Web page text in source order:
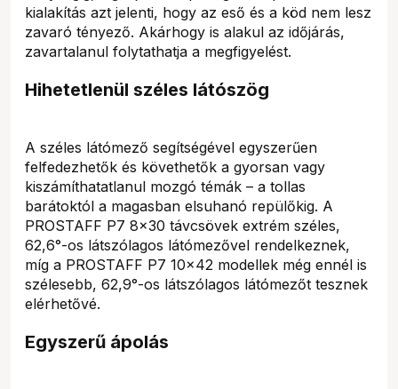
kialakítás azt jelenti, hogy az eső és a köd nem lesz
zavaró tényező. Akárhogy is alakul az időjárás,
zavartalanul folytathatja a megfigyelést.
Hihetetlenül széles látószög
A széles látómező segítségével egyszerűen
felfedezhetők és követhetők a gyorsan vagy
kiszámíthatatlanul mozgó témák – a tollas
barátoktól a magasban elsuhanó repülőkig. A
PROSTAFF P7 8x30 távcsövek extrém széles,
62,6°-os látszólagos látómezővel rendelkeznek,
míg a PROSTAFF P7 10x42 modellek még ennél is
szélesebb, 62,9°-os látszólagos látómezőt tesznek
elérhetővé.
Egyszerű ápolás